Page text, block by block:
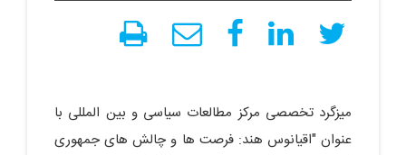
میزگرد تخصصی مرکز مطالعات سیاسی و بین المللی با
عنوان "اقیانوس هند: فرصت ها و چالش های جمهوری